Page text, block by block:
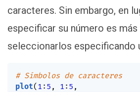
caracteres. Sin embargo, en
especificar su número es
seleccionarlos especificando
# Símbolos de caracteres
plot( 1 : 5 , 1 : 5 ,